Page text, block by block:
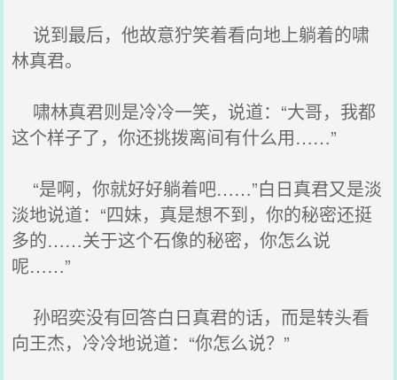
说到最后，他故意狞笑着看向地上躺着的啸
林真君。
啸林真君则是冷冷一笑，说道：“大哥，我都
这个样子了，你还挑拨离间有什么用……”
“是啊，你就好好躺着吧……”白日真君又是淡
淡地说道：“四妹，真是想不到，你的秘密还挺
多的……关于这个石像的秘密，你怎么说
呢……”
孙昭奕没有回答白日真君的话，而是转头看
向王杰，冷冷地说道：“你怎么说？”